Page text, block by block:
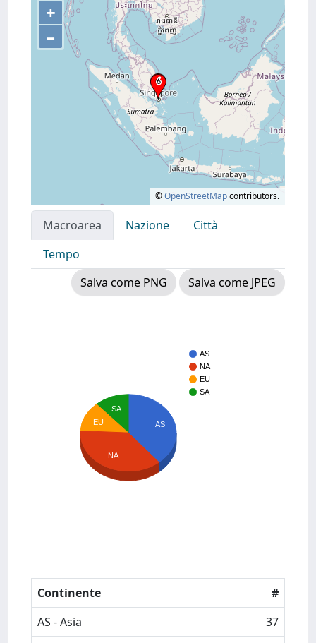
+
–
©OpenStreetMapcontributors.
Macroarea Nazione
Città
Tempo
Salva come PNG
Salva come JPEG
AS
NA
EU
SA
AS
SA
EU
NA
Continente
#
AS - Asia
37